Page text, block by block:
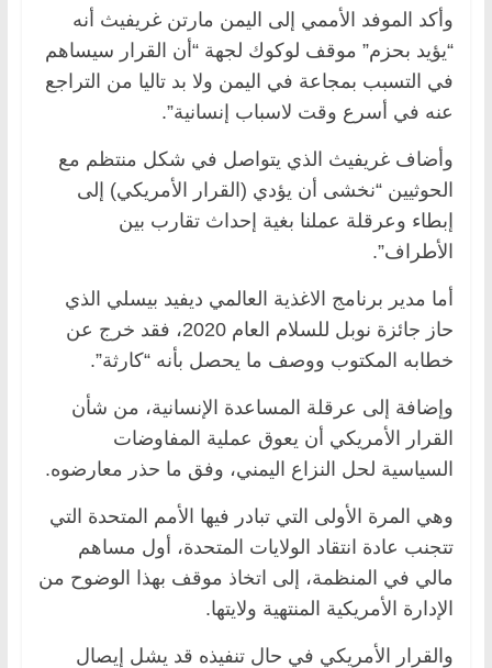
وأكد الموفد الأممي إلى اليمن مارتن غريفيث أنه
“يؤيد بحزم” موقف لوكوك لجهة “أن القرار سيساهم
في التسبب بمجاعة في اليمن ولا بد تاليا من التراجع
عنه في أسرع وقت لاسباب إنسانية”.
وأضاف غريفيث الذي يتواصل في شكل منتظم مع
الحوثيين “نخشى أن يؤدي (القرار الأمريكي) إلى
إبطاء وعرقلة عملنا بغية إحداث تقارب بين
الأطراف”.
أما مدير برنامج الاغذية العالمي ديفيد بيسلي الذي
حاز جائزة نوبل للسلام العام 2020، فقد خرج عن
خطابه المكتوب ووصف ما يحصل بأنه “كارثة”.
وإضافة إلى عرقلة المساعدة الإنسانية، من شأن
القرار الأمريكي أن يعوق عملية المفاوضات
السياسية لحل النزاع اليمني، وفق ما حذر معارضوه.
وهي المرة الأولى التي تبادر فيها الأمم المتحدة التي
تتجنب عادة انتقاد الولايات المتحدة، أول مساهم
مالي في المنظمة، إلى اتخاذ موقف بهذا الوضوح من
الإدارة الأمريكية المنتهية ولايتها.
والقرار الأمريكي في حال تنفيذه قد يشل إيصال